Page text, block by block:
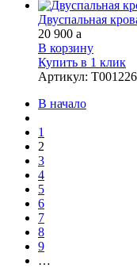
Двуспальная
20 900 a
В корзину
Купить в 1 клик
Артикул: Т001226
В начало
1
2
3
4
5
6
7
8
9
…